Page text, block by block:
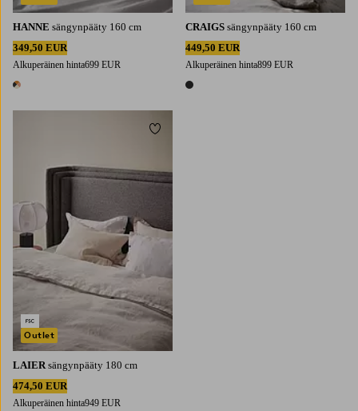
HANNE sängynpääty 160 cm
349,50 EUR
Alkuperäinen hinta699 EUR
1 väri
CRAIGS sängynpääty 160 cm
449,50 EUR
Alkuperäinen hinta899 EUR
1 väri
LAIER sängynpääty 180 cm
474,50 EUR
Alkuperäinen hinta949 EUR
Outlet
Lisää suosikkeihin